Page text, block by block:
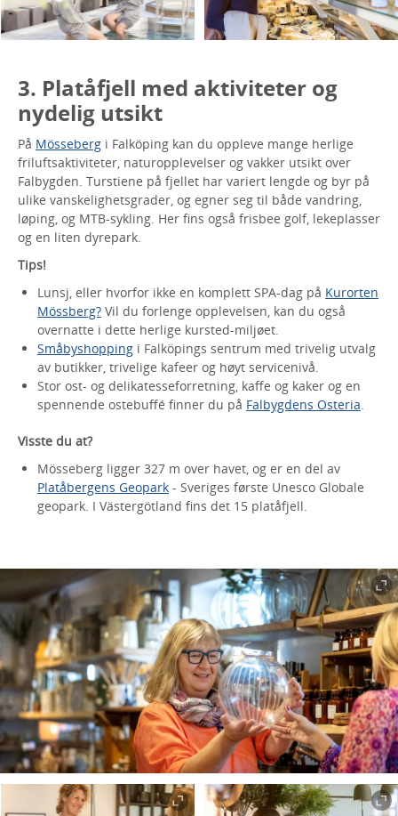
3. Platåfjell med aktiviteter og
nydelig utsikt
På Mösseberg i Falköping kan du oppleve mange herlige
friluftsaktiviteter, naturopplevelser og vakker utsikt over
Falbygden. Turstiene på fjellet har variert lengde og byr på
ulike vanskelighetsgrader, og egner seg til både vandring,
løping, og MTB-sykling. Her fins også frisbee golf, lekeplasser
og en liten dyrepark.
Tips!
Lunsj, eller hvorfor ikke en komplett SPA-dag på Kurorten
Mössberg? Vil du forlenge opplevelsen, kan du også
overnatte i dette herlige kursted-miljøet.
Småbyshopping i Falköpings sentrum med trivelig utvalg
av butikker, trivelige kafeer og høyt servicenivå.
Stor ost- og delikatesseforretning, kaffe og kaker og en
spennende ostebuffé finner du på Falbygdens Osteria.
Visste du at?
Mösseberg ligger 327 m over havet, og er en del av
Platåbergens Geopark - Sveriges første Unesco Globale
geopark. I Västergötland fins det 15 platåfjell.